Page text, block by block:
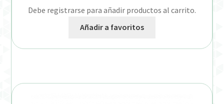
Debe registrarse para añadir productos al carrito.
Añadir a favoritos